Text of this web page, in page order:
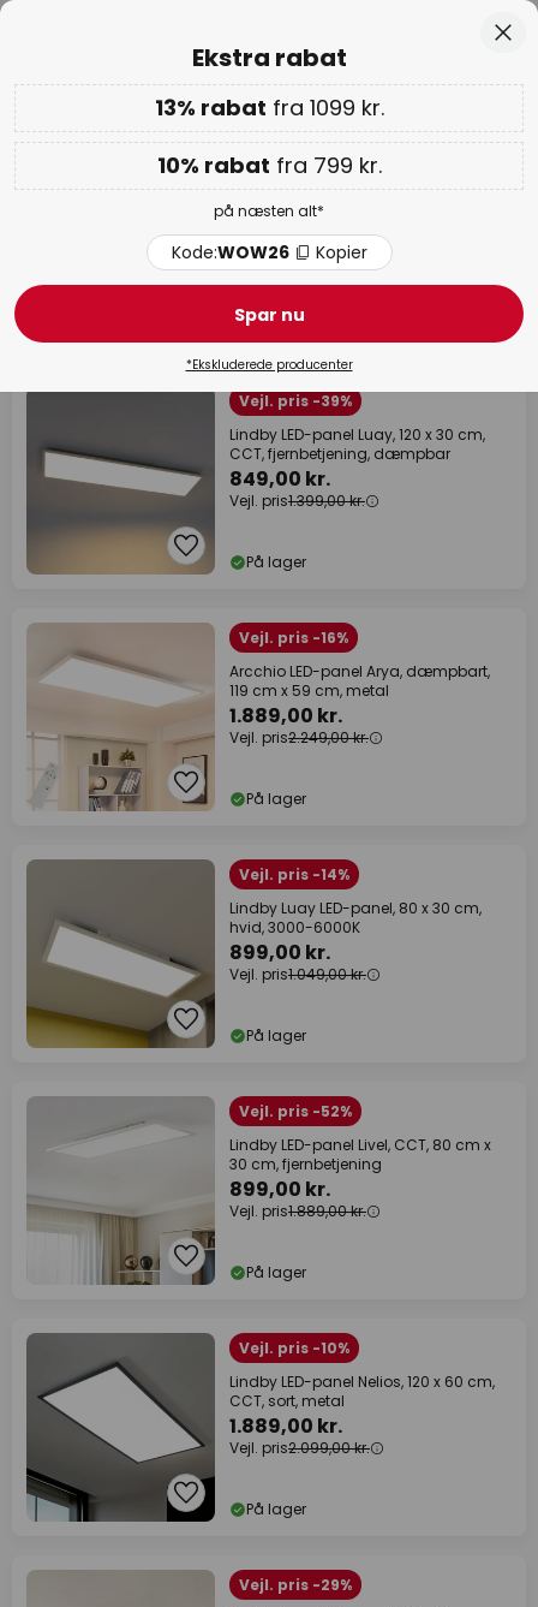
Ekstra rabat: 10% fra 799 kr. | 13% fra 1099 kr.
alt
Kode: WOW26 Kopier
WOW ugen: op til 70%
Led panel med fjernbetjening
74 produkter
Vejl. pris -39%
Lindby LED-panel Luay, 120 x 30 cm,
CCT, fjernbetjening, dæmpbar
849,00 kr.
Vejl. pris1.399,00 kr.
På lager
Vejl. pris -16%
Arcchio LED-panel Arya, dæmpbart,
119 cm x 59 cm, metal
1.889,00 kr.
Vejl. pris2.249,00 kr.
På lager
Vejl. pris -14%
Lindby Luay LED-panel, 80 x 30 cm,
hvid, 3000-6000K
899,00 kr.
Vejl. pris1.049,00 kr.
På lager
Vejl. pris -52%
Lindby LED-panel Livel, CCT, 80 cm x
30 cm, fjernbetjening
899,00 kr.
Vejl. pris1.889,00 kr.
På lager
Vejl. pris -10%
Lindby LED-panel Nelios, 120 x 60 cm,
CCT, sort, metal
1.889,00 kr.
Vejl. pris2.099,00 kr.
På lager
Vejl. pris -29%
Luk
Ekstra rabat
13% rabat fra 1099 kr.
10% rabat fra 799 kr.
på næsten alt*
Kode:WOW26 Kopier
Spar nu
*Ekskluderede producenter